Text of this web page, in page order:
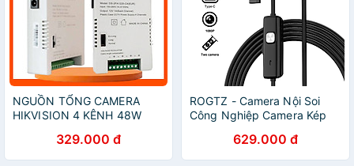
Car Sewer - Hàng Chính
Hãng
NGUỒN TỔNG CAMERA
HIKVISION 4 KÊNH 48W
CHÍNH HÃNG329.000 đ
ROGTZ - Camera Nội Soi
Công Nghiệp Camera Kép
Tương Thích Android/IOS
Cáp Mềm 1m Phụ Kiện Đa
629.000 đ